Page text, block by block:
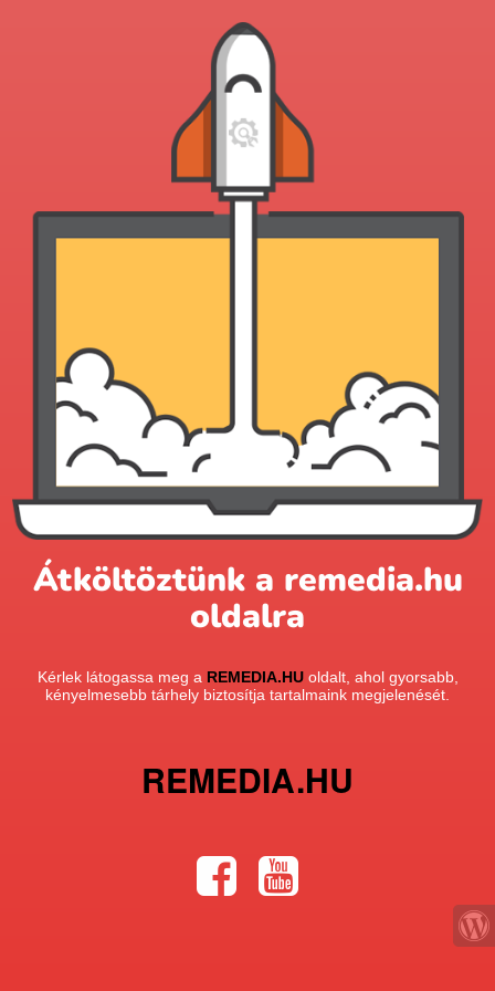
Átköltöztünk a remedia.hu
oldalra
Kérlek látogassa meg a REMEDIA.HUoldalt, ahol gyorsabb,
kényelmesebb tárhely biztosítja tartalmaink megjelenését.
REMEDIA.HU